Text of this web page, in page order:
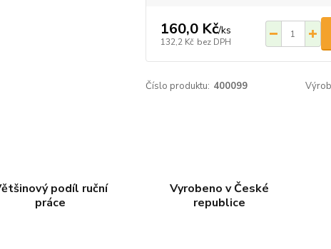
160,0 Kč/ks
132,2 Kč bez DPH
Číslo produktu: 400099
podíl ruční
práce
Vyrobeno v České
republice